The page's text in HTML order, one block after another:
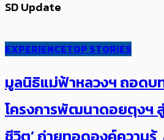
SD Update
EXPERIENCETOP STORIES
มูลนิธิแม่ฟ้าหลวงฯ ถอดบ
โครงการพัฒนาดอยตุงฯ